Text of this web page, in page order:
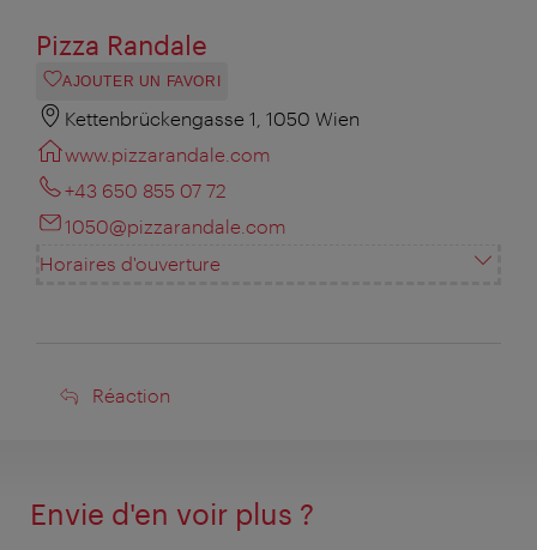
Pizza Randale
AJOUTER UN FAVORI
Kettenbrückengasse 1, 1050 Wien
www.pizzarandale.com
+43 650 855 07 72
1050@pizzarandale.com
Horaires d'ouverture
Réaction
Réaction
Envie d'en voir plus ?